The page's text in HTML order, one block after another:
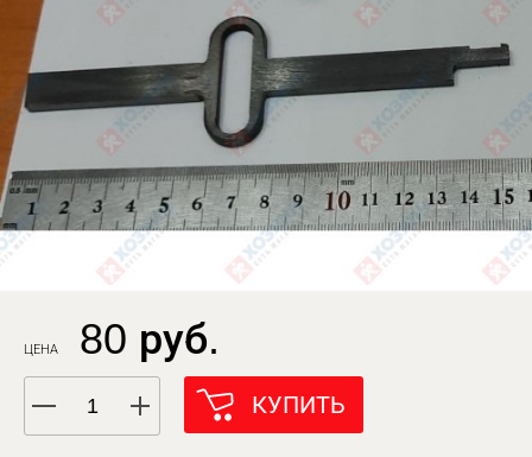
ЦЕНА 80 руб.
КУПИТЬ